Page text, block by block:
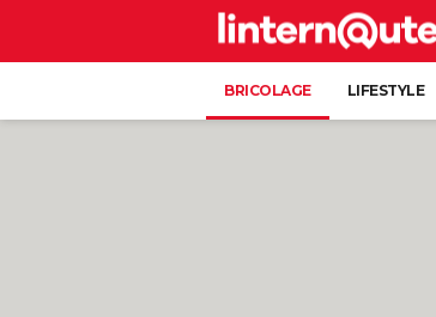
BRICOLAGE LIFESTYLE